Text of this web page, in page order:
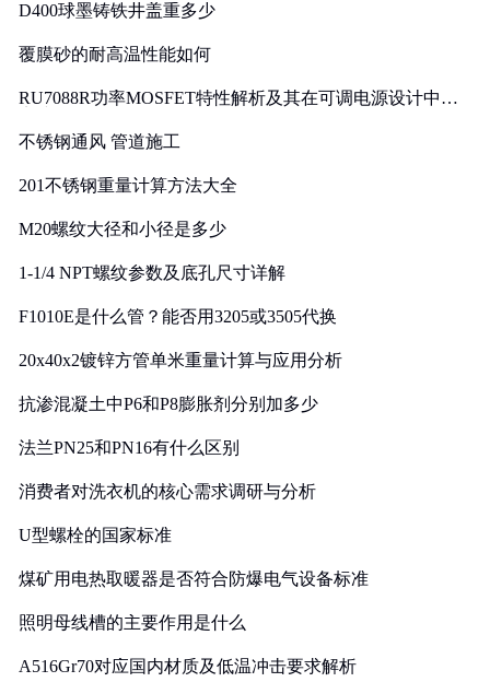
D400球墨铸铁井盖重多少
覆膜砂的耐高温性能如何
RU7088R功率MOSFET特性解析及其在可调电源设计中的
不锈钢通风 管道施工
201不锈钢重量计算方法大全
M20螺纹大径和小径是多少
1-1/4 NPT螺纹参数及底孔尺寸详解
F1010E是什么管？能否用3205或3505代换
20x40x2镀锌方管单米重量计算与应用分析
抗渗混凝土中P6和P8膨胀剂分别加多少
法兰PN25和PN16有什么区别
消费者对洗衣机的核心需求调研与分析
U型螺栓的国家标准
煤矿用电热取暖器是否符合防爆电气设备标准
照明母线槽的主要作用是什么
A516Gr70对应国内材质及低温冲击要求解析